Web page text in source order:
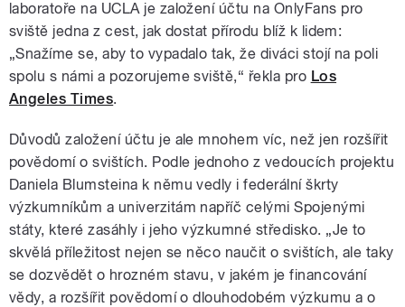
laboratoře na UCLA je založení účtu na OnlyFans pro
sviště jedna z cest, jak dostat přírodu blíž k lidem:
„Snažíme se, aby to vypadalo tak, že diváci stojí na poli
spolu s námi a pozorujeme sviště,“ řekla pro Los
Angeles Times.
Důvodů založení účtu je ale mnohem víc, než jen rozšířit
povědomí o svištích. Podle jednoho z vedoucích projektu
Daniela Blumsteina k němu vedly i federální škrty
výzkumníkům a univerzitám napříč celými Spojenými
státy, které zasáhly i jeho výzkumné středisko. „Je to
skvělá příležitost nejen se něco naučit o svištích, ale taky
se dozvědět o hrozném stavu, v jakém je financování
vědy, a rozšířit povědomí o dlouhodobém výzkumu a o